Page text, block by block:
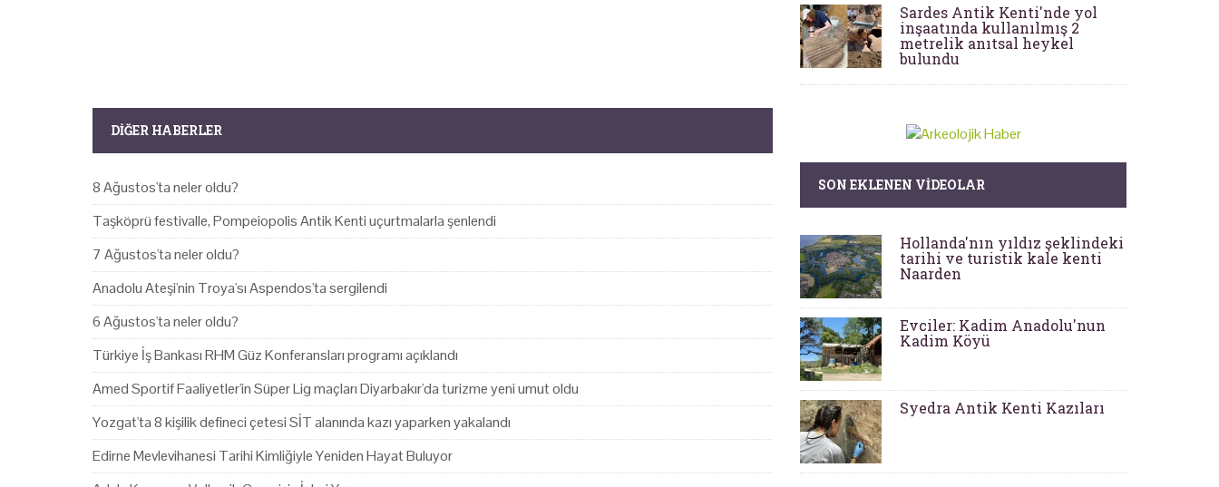
DIĞER HABERLER
8 Ağustos'ta neler oldu?
Taşköprü festivalle, Pompeiopolis Antik Kenti uçurtmalarla şenlendi
7 Ağustos'ta neler oldu?
Anadolu Ateşi'nin Troya'sı Aspendos'ta sergilendi
6 Ağustos'ta neler oldu?
Türkiye İş Bankası RHM Güz Konferansları programı açıklandı
Amed Sportif Faaliyetler'in Süper Lig maçları Diyarbakır'da turizme yeni umut oldu
Yozgat'ta 8 kişilik defineci çetesi SİT alanında kazı yaparken yakalandı
Edirne Mevlevihanesi Tarihi Kimliğiyle Yeniden Hayat Buluyor
Sardes Antik Kenti'nde yol
inşaatında kullanılmış 2
metrelik anıtsal heykel
bulundu
SON EKLENEN VIDEOLAR
Hollanda'nın yıldız şeklindeki
tarihi ve turistik kale kenti
Naarden
Evciler: Kadim Anadolu'nun
Kadim Köyü
Syedra Antik Kenti Kazıları